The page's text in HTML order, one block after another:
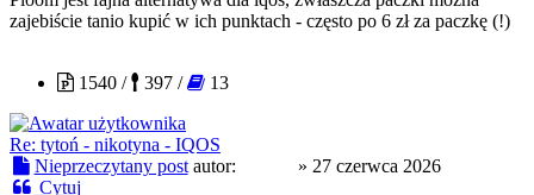
zajebiście tanio kupić w ich punktach - często po 6 zł za paczkę (!)
1540 /
397 / 13
Re: tytoń - nikotyna - IQOS
Nieprzeczytany post autor: » 27 czerwca 2026
Cytuj